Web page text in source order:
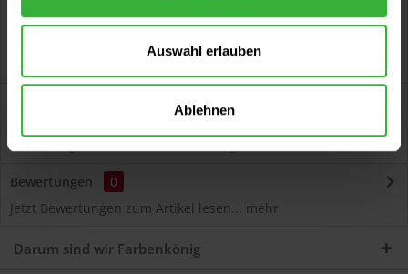
Auswahl erlauben
Ablehnen
Lackierungen und Lackausbesserungen am Auto...
Bewertungen
0
Jetzt Bewertungen zum Artikel lesen... mehr
Darum sind wir Farbenkönig